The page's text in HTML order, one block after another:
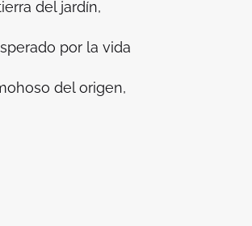
del jardín,
por la vida
del origen,